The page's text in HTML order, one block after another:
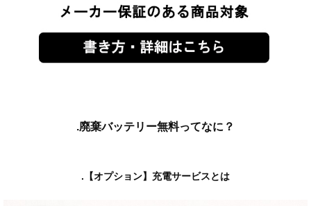
.廃棄バッテリー無料ってなに？
.【オプション】充電サービスとは